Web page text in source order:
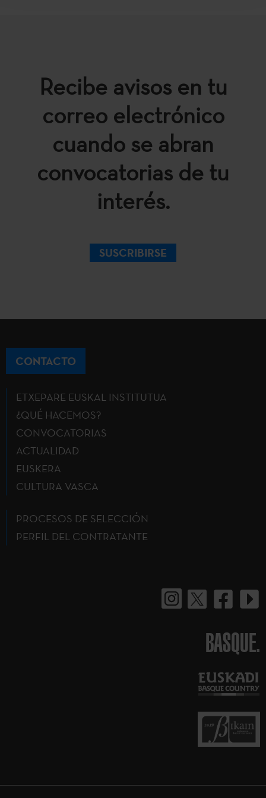
Recibe avisos en tu
correo electrónico
cuando se abran
convocatorias de tu
interés.
SUSCRIBIRSE
CONTACTO
ETXEPARE EUSKAL INSTITUTUA
¿QUÉ HACEMOS?
CONVOCATORIAS
ACTUALIDAD
EUSKERA
CULTURA VASCA
PROCESOS DE SELECCIÓN
PERFIL DEL CONTRATANTE
BASQUE.